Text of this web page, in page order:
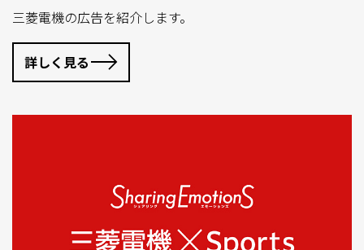
三菱電機の広告を紹介します。
詳しく見る